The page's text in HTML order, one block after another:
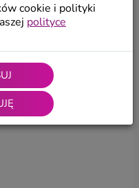
cookie i polityki
polityce